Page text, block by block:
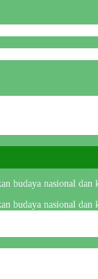
budaya nasional
budaya nasional